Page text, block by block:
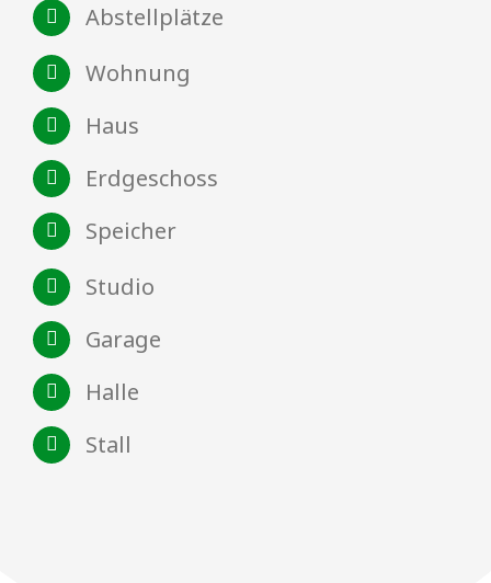
Abstellplätze
Wohnung
Haus
Erdgeschoss
Speicher
Studio
Garage
Halle
Stall